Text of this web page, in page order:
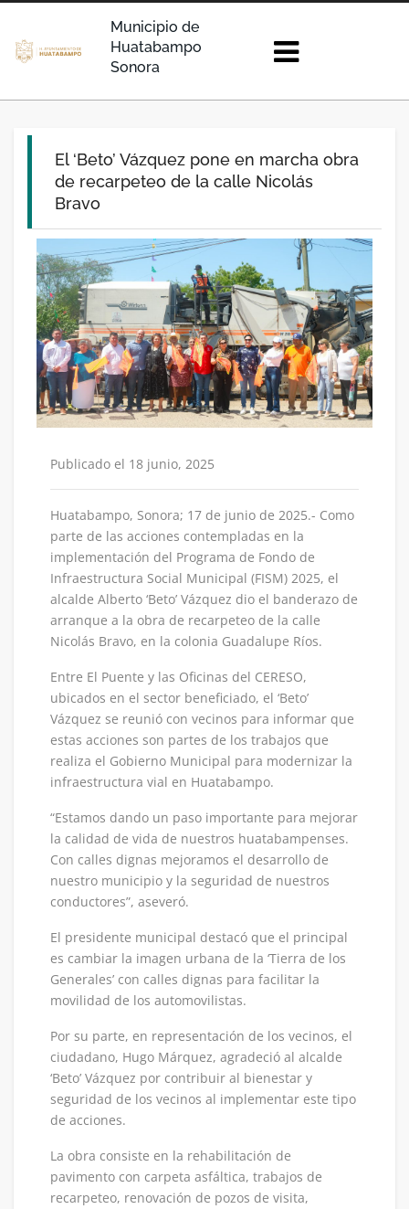
Municipio de
Huatabampo
Sonora
El ‘Beto’ Vázquez pone en marcha obra
de recarpeteo de la calle Nicolás
Bravo
Publicado el 18 junio, 2025
Huatabampo, Sonora; 17 de junio de 2025.- Como
parte de las acciones contempladas en la
implementación del Programa de Fondo de
Infraestructura Social Municipal (FISM) 2025, el
alcalde Alberto ‘Beto’ Vázquez dio el banderazo de
arranque a la obra de recarpeteo de la calle
Nicolás Bravo, en la colonia Guadalupe Ríos.
Entre El Puente y las Oficinas del CERESO,
ubicados en el sector beneficiado, el ‘Beto’
Vázquez se reunió con vecinos para informar que
estas acciones son partes de los trabajos que
realiza el Gobierno Municipal para modernizar la
infraestructura vial en Huatabampo.
“Estamos dando un paso importante para mejorar
la calidad de vida de nuestros huatabampenses.
Con calles dignas mejoramos el desarrollo de
nuestro municipio y la seguridad de nuestros
conductores”, aseveró.
El presidente municipal destacó que el principal
es cambiar la imagen urbana de la ‘Tierra de los
Generales’ con calles dignas para facilitar la
movilidad de los automovilistas.
Por su parte, en representación de los vecinos, el
ciudadano, Hugo Márquez, agradeció al alcalde
‘Beto’ Vázquez por contribuir al bienestar y
seguridad de los vecinos al implementar este tipo
de acciones.
La obra consiste en la rehabilitación de
pavimento con carpeta asfáltica, trabajos de
recarpeteo, renovación de pozos de visita,